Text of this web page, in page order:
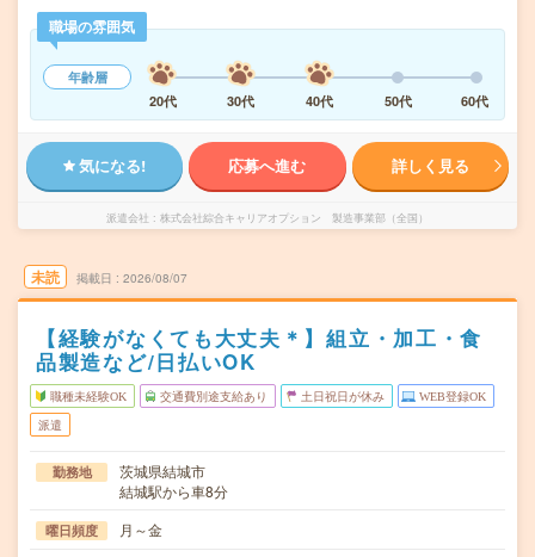
職場の雰囲気
年齢層
20代
30代 40代 50代 60代
気になる! 応募へ進む 詳しく見る
派遣会社 株式会社綜合キャリアオプション 製造事業部（全国）
未読 掲載日 2026/08/07
【経験がなくても大丈夫＊】組立・加工・食
品製造など/日払いOK
職種未経験OK 交通費別途支給あり 土日祝日が休み WEB登録OK
派遣
勤務地
茨城県結城市
結城駅から車8分
曜日頻度 月～金